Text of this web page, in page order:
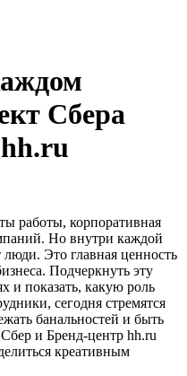
Сбера
работы, корпоративная
Но внутри каждой
люди. Это главная ценность
Подчеркнуть эту
и показать, какую роль
сегодня стремятся
банальностей и быть
и Бренд-центр hh.ru
креативным